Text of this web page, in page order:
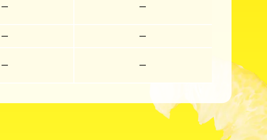
ー ー
ー
ー
ー ー